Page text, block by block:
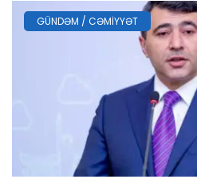
GÜNDƏM / CƏMIYYƏT